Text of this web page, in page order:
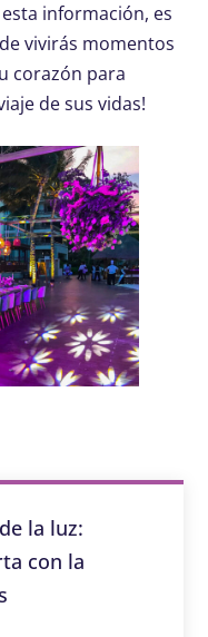
información, es
vivirás momentos
corazón para
de sus vidas!
la luz:
con la